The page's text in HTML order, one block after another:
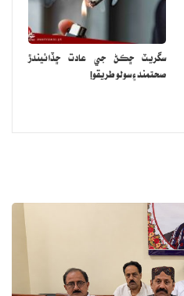
سگريٽ ڇڪڻ جي عادت ڇڏائيندڙ
صحتمند ۽ سولو طريقو!